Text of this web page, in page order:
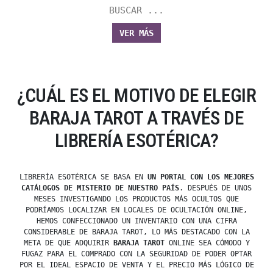
BUSCAR ...
VER MÁS
¿CUÁL ES EL MOTIVO DE ELEGIR
BARAJA TAROT A TRAVÉS DE
LIBRERÍA ESOTÉRICA?
LIBRERÍA ESOTÉRICA SE BASA EN UN PORTAL CON LOS MEJORES
CATÁLOGOS DE MISTERIO DE NUESTRO PAÍS. DESPUÉS DE UNOS
MESES INVESTIGANDO LOS PRODUCTOS MÁS OCULTOS QUE
PODRÍAMOS LOCALIZAR EN LOCALES DE OCULTACIÓN ONLINE,
HEMOS CONFECCIONADO UN INVENTARIO CON UNA CIFRA
CONSIDERABLE DE BARAJA TAROT, LO MÁS DESTACADO CON LA
META DE QUE ADQUIRIR
BARAJA TAROTONLINE SEA CÓMODO Y
FUGAZ PARA EL COMPRADO CON LA SEGURIDAD DE PODER OPTAR
POR EL IDEAL ESPACIO DE VENTA Y EL PRECIO MÁS LÓGICO DE